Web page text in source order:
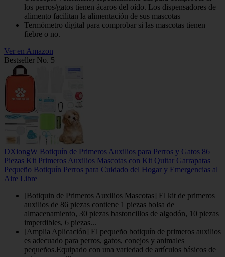
los perros/gatos tienen ácaros del oído. Los dispensadores de
alimento facilitan la alimentación de sus mascotas
Termómetro digital para comprobar si las mascotas tienen
fiebre o no.
Ver en Amazon
Bestseller No. 5
DXiongW Botiquín de Primeros Auxilios para Perros y Gatos 86
Piezas Kit Primeros Auxilios Mascotas con Kit Quitar Garrapatas
Pequeño Botiquín Perros para Cuidado del Hogar y Emergencias al
Aire Libre
[Botiquin de Primeros Auxilios Mascotas] El kit de primeros
auxilios de 86 piezas contiene 1 piezas bolsa de
almacenamiento, 30 piezas bastoncillos de algodón, 10 piezas
imperdibles, 6 piezas...
[Amplia Aplicación] El pequeño botiquín de primeros auxilios
es adecuado para perros, gatos, conejos y animales
pequeños.Equipado con una variedad de artículos básicos de